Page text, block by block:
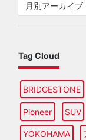
月別アーカイブ
Tag Cloud
BRIDGESTONE
Pioneer SUV
YOKOHAMA